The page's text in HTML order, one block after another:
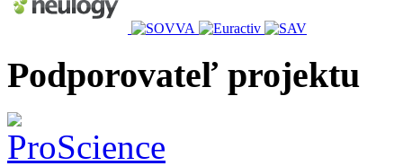
Podporovateľ projektu